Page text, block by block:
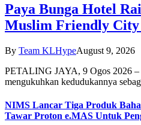
Paya Bunga Hotel
Muslim Friendly
By Team KLHypeAugust 9, 2026
PETALING JAYA, 9 Ogos 2026 –
mengukuhkan kedudukannya
NIMS Lancar Tiga Produk
Tawar Proton e.MAS Untuk